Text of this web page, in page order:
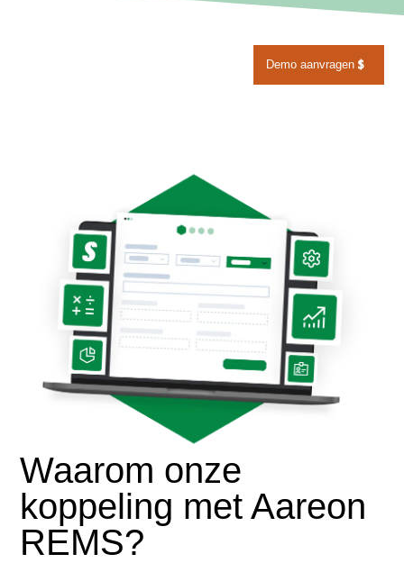
Demo aanvragen
Waarom onze
koppeling met Aareon
REMS?